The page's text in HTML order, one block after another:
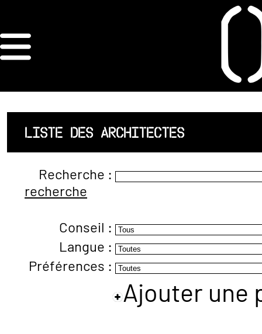
ORDRE DES
ARCHITECTES
ACCUEIL
LISTE DES
ARCHITECTES
JURISPRUDENCE
ANNEXE 4 CODT
LISTE DES ARCHITECTES
Recherche :
recherche
Conseil :
Langue :
Préférences :
Ajouter une